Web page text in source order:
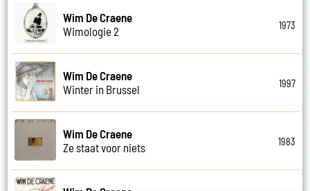
Wim De Craene
Wimologie 2
1973
Wim De Craene
Winter in Brussel
1997
Wim De Craene
Ze staat voor niets
1983